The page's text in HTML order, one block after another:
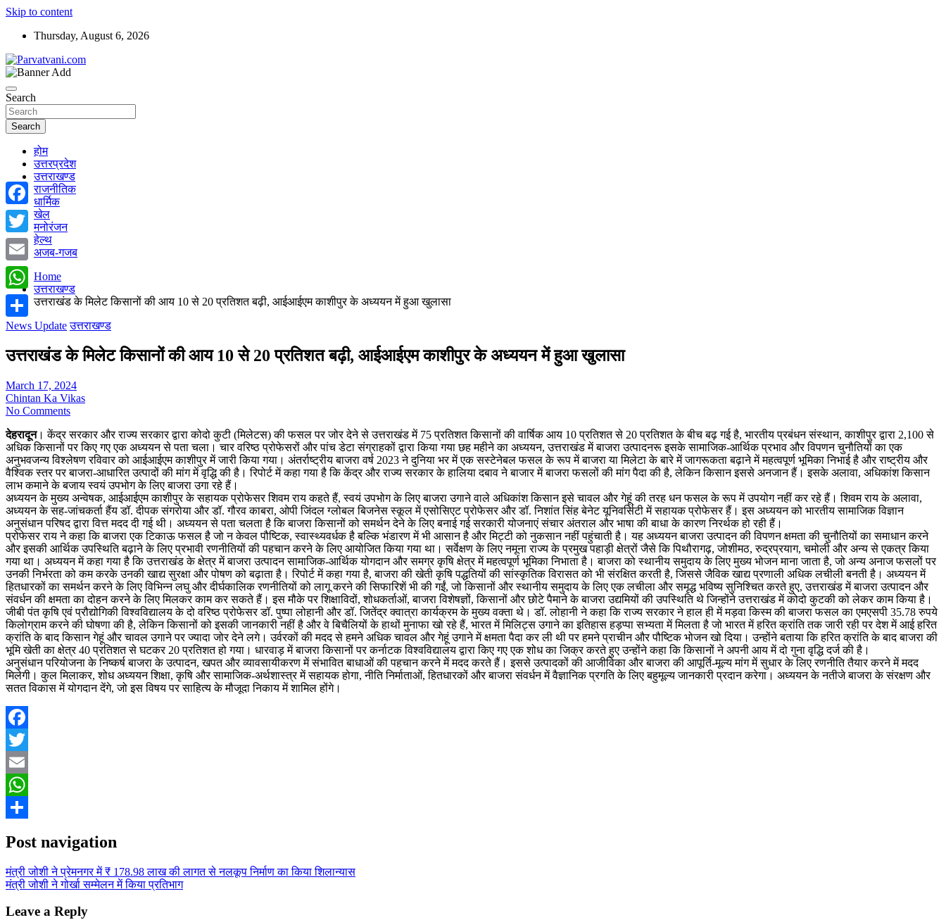
Skip to content
Thursday, August 6, 2026
Parvatvani.com
Search
Search
होम
उत्तरप्रदेश
उत्तराखण्ड
राजनीतिक
धार्मिक
खेल
मनोरंजन
हेल्थ
अजब-गजब
Home
उत्तराखण्ड
उत्तराखंड के मिलेट किसानों की आय 10 से 20 प्रतिशत बढ़ी, आईआईएम काशीपुर के अध्ययन में हुआ खुलासा
News Update उत्तराखण्ड
उत्तराखंड के मिलेट किसानों की आय 10 से 20 प्रतिशत बढ़ी, आईआईएम काशीपुर के अध्ययन में हुआ खुलासा
March 17, 2024
Chintan Ka Vikas
No Comments
देहरादून। केंद्र सरकार और राज्य सरकार द्वारा कोदो कुटी (मिलेटस) की फसल पर जोर देने से उत्तराखंड में 75 प्रतिशत किसानों की वार्षिक आय 10 प्रतिशत से 20 प्रतिशत के बीच बढ़ गई है, भारतीय प्रबंधन संस्थान, काशीपुर द्वारा 2,100 से
अधिक किसानों पर किए गए एक अध्ययन से पता चला। चार वरिष्ठ प्रोफेसरों और पांच डेटा संग्राहकों द्वारा किया गया छह महीने का अध्ययन, उत्तराखंड में बाजरा उत्पादनरू इसके सामाजिक-आर्थिक प्रभाव और विपणन चुनौतियों का एक
अनुभवजन्य विश्लेषण रविवार को आईआईएम काशीपुर में जारी किया गया। अंतर्राष्ट्रीय बाजरा वर्ष 2023 ने दुनिया भर में एक सस्टेनेबल फसल के रूप में बाजरा या मिलेटा के बारे में जागरूकता बढ़ाने में महत्वपूर्ण भूमिका निभाई है और राष्ट्रीय और
वैश्विक स्तर पर बाजरा-आधारित उत्पादों की मांग में वृद्धि की है। रिपोर्ट में कहा गया है कि केंद्र और राज्य सरकार के हालिया दबाव ने बाजार में बाजरा फसलों की मांग पैदा की है, लेकिन किसान इससे अनजान हैं। इसके अलावा, अधिकांश किसान
लाभ कमाने के बजाय स्वयं उपभोग के लिए बाजरा उगा रहे हैं।
अध्ययन के मुख्य अन्वेषक, आईआईएम काशीपुर के सहायक प्रोफेसर शिवम राय कहते हैं, स्वयं उपभोग के लिए बाजरा उगाने वाले अधिकांश किसान इसे चावल और गेहूं की तरह धन फसल के रूप में उपयोग नहीं कर रहे हैं। शिवम राय के अलावा,
अध्ययन के सह-जांचकर्ता हैंय डॉ. दीपक संगरोया और डॉ. गौरव काबरा, ओपी जिंदल ग्लोबल बिजनेस स्कूल में एसोसिएट प्रोफेसर और डॉ. निशांत सिंह बेनेट यूनिवर्सिटी में सहायक प्रोफेसर हैं। इस अध्ययन को भारतीय सामाजिक विज्ञान
अनुसंधान परिषद द्वारा वित्त मदद दी गई थी। अध्ययन से पता चलता है कि बाजरा किसानों को समर्थन देने के लिए बनाई गई सरकारी योजनाएं संचार अंतराल और भाषा की बाधा के कारण निरर्थक हो रही हैं।
प्रोफेसर राय ने कहा कि बाजरा एक टिकाऊ फसल है जो न केवल पौष्टिक, स्वास्थ्यवर्धक है बल्कि भंडारण में भी आसान है और मिट्टी को नुकसान नहीं पहुंचाती है। यह अध्ययन बाजरा उत्पादन की विपणन क्षमता की चुनौतियों का समाधान करने
और इसकी आर्थिक उपस्थिति बढ़ाने के लिए प्रभावी रणनीतियों की पहचान करने के लिए आयोजित किया गया था। सर्वेक्षण के लिए नमूना राज्य के प्रमुख पहाड़ी क्षेत्रों जैसे कि पिथौरागढ़, जोशीमठ, रुद्रप्रयाग, चमोली और अन्य से एकत्र किया
गया था। अध्ययन में कहा गया है कि उत्तराखंड के क्षेत्र में बाजरा उत्पादन सामाजिक-आर्थिक योगदान और समग्र कृषि क्षेत्र में महत्वपूर्ण भूमिका निभाता है। बाजरा को स्थानीय समुदाय के लिए मुख्य भोजन माना जाता है, जो अन्य अनाज फसलों पर
उनकी निर्भरता को कम करके उनकी खाद्य सुरक्षा और पोषण को बढ़ाता है। रिपोर्ट में कहा गया है, बाजरा की खेती कृषि पद्धतियों की सांस्कृतिक विरासत को भी संरक्षित करती है, जिससे जैविक खाद्य प्रणाली अधिक लचीली बनती है। अध्ययन में
हितधारकों का समर्थन करने के लिए विभिन्न लघु और दीर्घकालिक रणनीतियों को लागू करने की सिफारिशें भी की गईं, जो किसानों और स्थानीय समुदाय के लिए एक लचीला और समृद्ध भविष्य सुनिश्चित करते हुए, उत्तराखंड में बाजरा उत्पादन और
संवर्धन की क्षमता का दोहन करने के लिए मिलकर काम कर सकते हैं। इस मौके पर शिक्षाविदों, शोधकर्ताओं, बाजरा विशेषज्ञों, किसानों और छोटे पैमाने के बाजरा उद्यमियों की उपस्थिति थे जिन्होंने उत्तराखंड में कोदो कुटकी को लेकर काम किया है।
जीबी पंत कृषि एवं प्रौद्योगिकी विश्वविद्यालय के दो वरिष्ठ प्रोफेसर डॉ. पुष्पा लोहानी और डॉ. जितेंद्र क्वात्रा कार्यक्रम के मुख्य वक्ता थे। डॉ. लोहानी ने कहा कि राज्य सरकार ने हाल ही में मड़वा किस्म की बाजरा फसल का एमएसपी 35.78 रुपये
किलोग्राम करने की घोषणा की है, लेकिन किसानों को इसकी जानकारी नहीं है और वे बिचैलियों के हाथों मुनाफा खो रहे हैं, भारत में मिलिट्स उगाने का इतिहास हड़प्पा सभ्यता में मिलता है जो भारत में हरित क्रांति तक जारी रही पर देश में आई हरित
क्रांति के बाद किसान गेहूं और चावल उगाने पर ज्यादा जोर देने लगे। उर्वरकों की मदद से हमने अधिक चावल और गेहूं उगाने में क्षमता पैदा कर ली थी पर हमने प्राचीन और पौष्टिक भोजन खो दिया। उन्होंने बताया कि हरित क्रांति के बाद बाजरा की
भूमि खेती का क्षेत्र 40 प्रतिशत से घटकर 20 प्रतिशत हो गया। धारवाड़ में बाजरा किसानों पर कर्नाटक विश्वविद्यालय द्वारा किए गए एक शोध का जिक्र करते हुए उन्होंने कहा कि किसानों ने अपनी आय में दो गुना वृद्धि दर्ज की है।
अनुसंधान परियोजना के निष्कर्ष बाजरा के उत्पादन, खपत और व्यावसायीकरण में संभावित बाधाओं की पहचान करने में मदद करते हैं। इससे उत्पादकों की आजीविका और बाजरा की आपूर्ति-मूल्य मांग में सुधार के लिए रणनीति तैयार करने में मदद
मिलेगी। कुल मिलाकर, शोध अध्ययन शिक्षा, कृषि और सामाजिक-अर्थशास्त्र में सहायक होगा, नीति निर्माताओं, हितधारकों और बाजरा संवर्धन में वैज्ञानिक प्रगति के लिए बहुमूल्य जानकारी प्रदान करेगा। अध्ययन के नतीजे बाजरा के संरक्षण और
सतत विकास में योगदान देंगे, जो इस विषय पर साहित्य के मौजूदा निकाय में शामिल होंगे।
Facebook
Twitter
Email
WhatsApp
Post navigation
मंत्री जोशी ने प्रेमनगर में ₹ 178.98 लाख की लागत से नलकूप निर्माण का किया शिलान्यास
मंत्री जोशी ने गोर्खा सम्मेलन में किया प्रतिभाग
Leave a Reply
Facebook
Twitter
Email
WhatsApp
Share